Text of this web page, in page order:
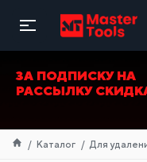
ЗА ПОДПИСКУ НА
РАССЫЛКУ
Каталог Для